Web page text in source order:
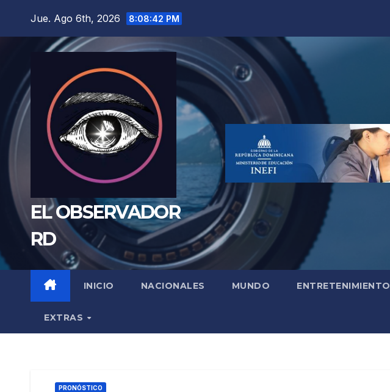
Jue. Ago 6th, 2026 8:08:44 PM
EL OBSERVADOR
RD
INICIO NACIONALES MUNDO ENTRETENIMIENTO
EXTRAS
PRONÓSTICO